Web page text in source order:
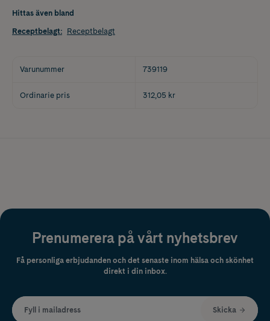
Hittas även bland
Receptbelagt: Receptbelagt
Varunummer 739119
Ordinarie pris 312,05 kr
Prenumerera på vårt nyhetsbrev
Få personliga erbjudanden och det senaste inom hälsa och skönhet
direkt i din inbox.
Fyll i mailadress Skicka